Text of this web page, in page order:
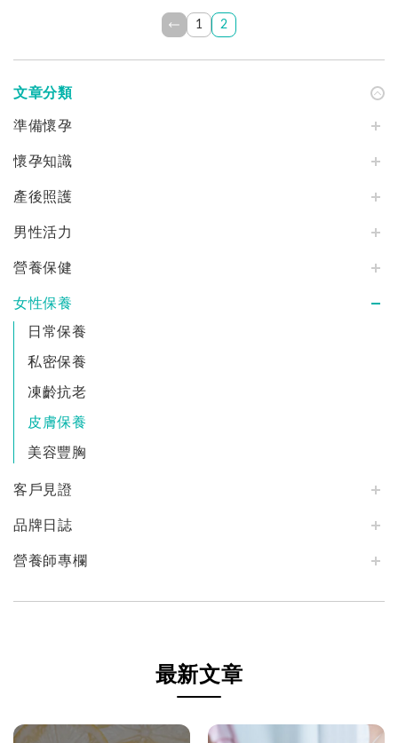
1 2
文章分類
準備懷孕
懷孕知識
產後照護
男性活力
營養保健
女性保養
日常保養
私密保養
凍齡抗老
皮膚保養
美容豐胸
客戶見證
品牌日誌
營養師專欄
最新文章